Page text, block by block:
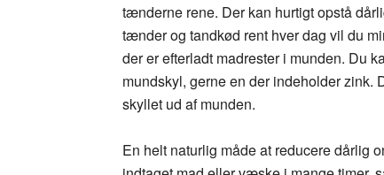
tænderne rene. Der kan hurtigt opstå
tænder og tandkød rent hver dag vil du
der er efterladt madrester i munden. Du
mundskyl, gerne en der indeholder zink.
skyllet ud af munden.
En helt naturlig måde at reducere dårlig